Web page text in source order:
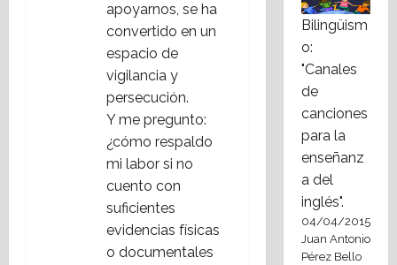
apoyarnos, se ha
convertido en un
espacio de
vigilancia y
persecución.
Y me pregunto:
¿cómo respaldo
mi labor si no
cuento con
suficientes
evidencias físicas
o documentales
Bilingüism
o:
"Canales
de
canciones
para la
enseñanz
a del
inglés".
04/04/2015
Juan Antonio
Pérez Bello